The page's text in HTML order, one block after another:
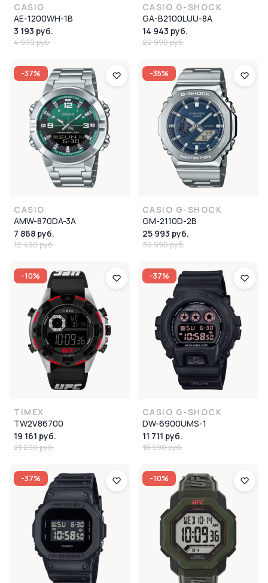
CASIO
AE-1200WH-1B
3 193 руб.
4 990 руб.
CASIO G-SHOCK
GA-B2100LUU-8A
14 943 руб.
22 990 руб.
-37%
CASIO
AMW-870DA-3A
7 868 руб.
12 490 руб.
-35%
CASIO G-SHOCK
GM-2110D-2B
25 993 руб.
39 990 руб.
-10%
TIMEX
TW2V86700
19 161 руб.
21 290 руб.
-37%
CASIO G-SHOCK
DW-6900UMS-1
11 711 руб.
18 590 руб.
-37% -10%